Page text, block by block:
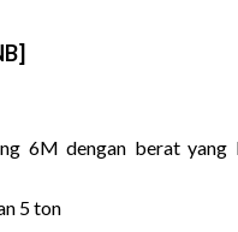
6M dengan berat yang
5 ton